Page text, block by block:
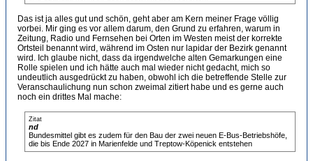
Das ist ja alles gut und schön, geht aber am Kern meiner Frage völlig
vorbei. Mir ging es vor allem darum, den Grund zu erfahren, warum in
Zeitung, Radio und Fernsehen bei Orten im Westen meist der korrekte
Ortsteil benannt wird, während im Osten nur lapidar der Bezirk genannt
wird. Ich glaube nicht, dass da irgendwelche alten Gemarkungen eine
Rolle spielen und ich hätte auch mal wieder nicht gedacht, mich so
undeutlich ausgedrückt zu haben, obwohl ich die betreffende Stelle zur
Veranschaulichung nun schon zweimal zitiert habe und es gerne auch
noch ein drittes Mal mache:
Zitat
nd
Bundesmittel gibt es zudem für den Bau der zwei neuen E-Bus-Betriebshöfe,
die bis Ende 2027 in Marienfelde und Treptow-Köpenick entstehen